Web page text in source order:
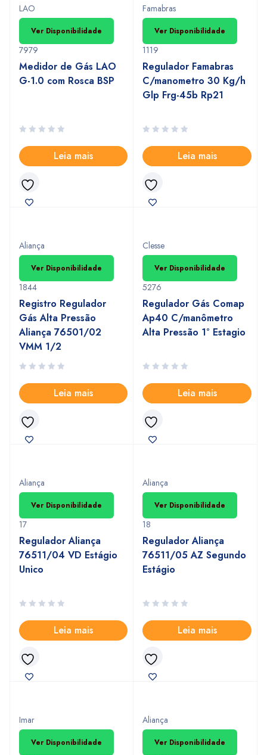
LAO
Ver Disponibilidade
7979
Medidor de Gás LAO
G-1.0 com Rosca BSP
Leia mais
Famabras
Ver Disponibilidade
1119
Regulador Famabras
C/manometro 30 Kg/h
Glp Frg-45b Rp21
Leia mais
Aliança
Ver Disponibilidade
1844
Registro Regulador
Gás Alta Pressão
Aliança 76501/02
VMM 1/2
Leia mais
Clesse
Ver Disponibilidade
5276
Regulador Gás Comap
Ap40 C/manômetro
Alta Pressão 1° Estagio
Leia mais
Aliança
Ver Disponibilidade
17
Regulador Aliança
76511/04 VD Estágio
Unico
Leia mais
Aliança
Ver Disponibilidade
18
Regulador Aliança
76511/05 AZ Segundo
Estágio
Leia mais
Imar
Ver Disponibilidade
Aliança
Ver Disponibilidade